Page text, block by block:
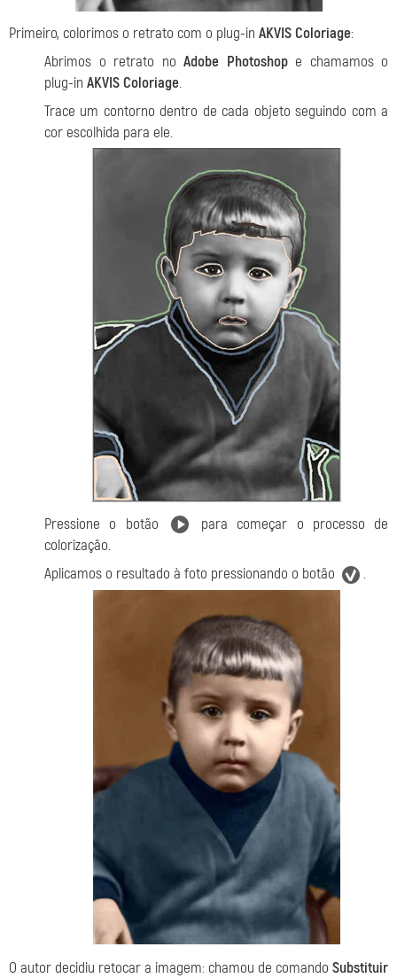
Primeiro, colorimos o retrato com o plug-in AKVIS Coloriage:
Abrimos o retrato no Adobe Photoshope chamamos o
plug-in AKVIS Coloriage.
Trace um contorno dentro de cada objeto seguindo com a
cor escolhida para ele.
Pressione o botão
para começar o processo de
colorização.
Aplicamos o resultado à foto pressionando o botão
.
O autor decidiu retocar a imagem: chamou de comando Substituir